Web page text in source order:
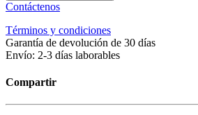
Contáctenos
Términos y condiciones
Garantía de devolución de 30 días
Envío: 2-3 días laborables
Compartir